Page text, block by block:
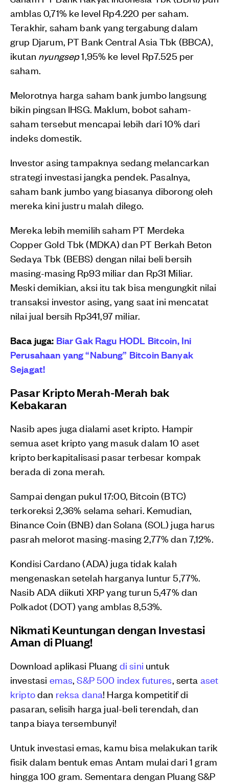
amblas 0,71% ke level Rp4.220 per saham.
Terakhir, saham bank yang tergabung dalam
grup Djarum, PT Bank Central Asia Tbk (BBCA),
ikutan nyungsep1,95% ke level Rp7.525 per
saham.
Melorotnya harga saham bank jumbo langsung
bikin pingsan IHSG. Maklum, bobot saham-
saham tersebut mencapai lebih dari 10% dari
indeks domestik.
Investor asing tampaknya sedang melancarkan
strategi investasi jangka pendek. Pasalnya,
saham bank jumbo yang biasanya diborong oleh
mereka kini justru malah dilego.
Mereka lebih memilih saham PT Merdeka
Copper Gold Tbk (MDKA) dan PT Berkah Beton
Sedaya Tbk (BEBS) dengan nilai beli bersih
masing-masing Rp93 miliar dan Rp31 Miliar.
Meski demikian, aksi itu tak bisa mengungkit nilai
transaksi investor asing, yang saat ini mencatat
nilai jual bersih Rp341,97 miliar.
Baca juga: Biar Gak Ragu HODL Bitcoin, Ini
Perusahaan yang “Nabung” Bitcoin Banyak
Sejagat!
Pasar Kripto Merah-Merah bak
Kebakaran
Nasib apes juga dialami aset kripto. Hampir
semua aset kripto yang masuk dalam 10 aset
kripto berkapitalisasi pasar terbesar kompak
berada di zona merah.
Sampai dengan pukul 17:00, Bitcoin (BTC)
terkoreksi 2,36% selama sehari. Kemudian,
Binance Coin (BNB) dan Solana (SOL) juga harus
pasrah melorot masing-masing 2,77% dan 7,12%.
Kondisi Cardano (ADA) juga tidak kalah
mengenaskan setelah harganya luntur 5,77%.
Nasib ADA diikuti XRP yang turun 5,47% dan
Polkadot (DOT) yang amblas 8,53%.
Nikmati Keuntungan dengan Investasi
Aman di Pluang!
Download aplikasi Pluang di sini untuk
investasi emas,S&P 500 index futures, serta aset
kriptodan reksa dana! Harga kompetitif di
pasaran, selisih harga jual-beli terendah, dan
tanpa biaya tersembunyi!
Untuk investasi emas, kamu bisa melakukan tarik
fisik dalam bentuk emas Antam mulai dari 1 gram
hingga 100 gram. Sementara dengan Pluang S&P